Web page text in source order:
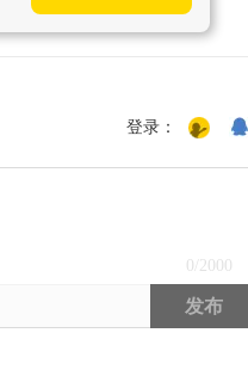
登录：
0 /2000
发布